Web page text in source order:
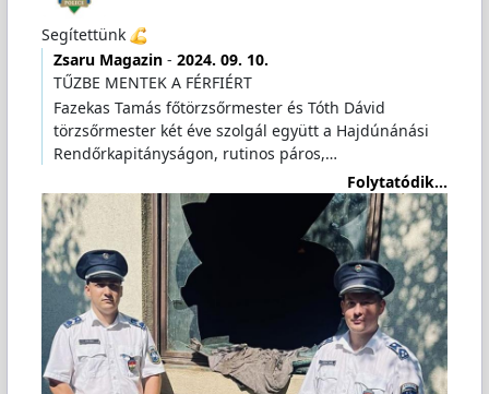
Segítettünk
Zsaru Magazin- 2024. 09. 10.
TŰZBE MENTEK A FÉRFIÉRT
Fazekas Tamás főtörzsőrmester és Tóth Dávid
törzsőrmester két éve szolgál együtt a Hajdúnánási
Rendőrkapitányságon, rutinos páros,…
Folytatódik...